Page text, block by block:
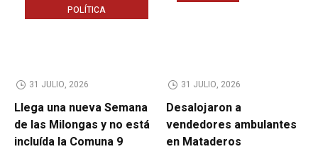
POLÍTICA
31 JULIO, 2026
Llega una nueva Semana
de las Milongas y no está
incluída la Comuna 9
31 JULIO, 2026
Desalojaron a
vendedores ambulantes
en Mataderos